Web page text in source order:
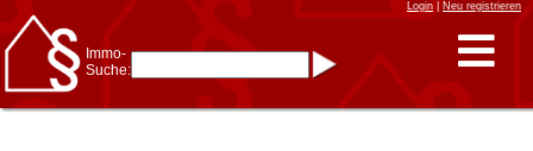
Login| Neu registrieren
Immo-
Suche: